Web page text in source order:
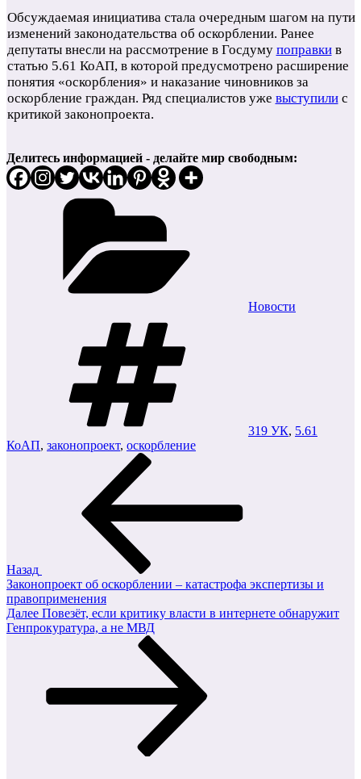
Обсуждаемая инициатива стала очередным шагом на пути
изменений законодательства об оскорблении. Ранее
депутаты внесли на рассмотрение в Госдуму поправкив
статью 5.61 КоАП, в которой предусмотрено расширение
понятия «оскорбления» и наказание чиновников за
оскорбление граждан. Ряд специалистов уже выступилис
критикой законопроекта.
Делитесь информацией - делайте мир свободным:
Новости
319 УК, 5.61
КоАП, законопроект, оскорбление
Назад
Законопроект об оскорблении – катастрофа экспертизы и
правоприменения
Следующая
запись
Далее Повезёт, если критику власти в интернете обнаружит
Генпрокуратура, а не МВД